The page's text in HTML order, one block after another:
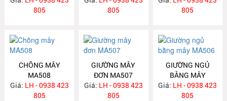
805
805
805
CHÕNG MÂY
MA508
Giá: LH - 0938 423
805
GIƯỜNG MÂY
ĐƠN MA507
Giá: LH - 0938 423
805
GIƯỜNG NGỦ
BẰNG MÂY
MA506
Giá: LH - 0938 423
805